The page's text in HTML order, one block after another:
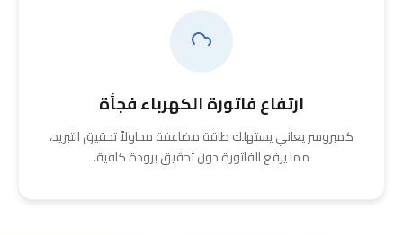
ارتفاع فاتورة الكهرباء فجأة
كمبروسر يعاني يستهلك طاقة مضاعفة محاولاً تحقيق التبريد،
مما يرفع الفاتورة دون تحقيق برودة كافية.